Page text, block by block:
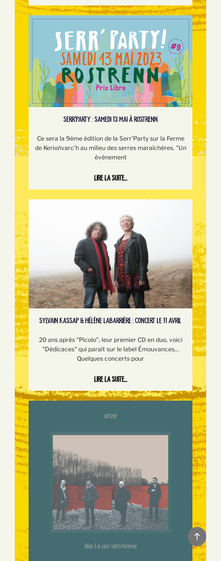
SERR’PARTY : SAMEDI 13 MAI À ROSTRENN
Ce sera la 9ème édition de la Serr'Party sur la Ferme
de Kerioñvarc'h au milieu des serres maraîchères. "Un
événement
Lire la suite...
SYLVAIN KASSAP & HÉLÈNE LABARRIÈRE : CONCERT LE 11 AVRIL
20 ans après "Picolo", leur premier CD en duo, voici
"Dédicaces" qui paraît sur le label Émouvances...
Quelques concerts pour
Lire la suite...
Back
to